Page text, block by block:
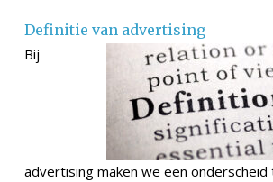
Definitie van advertising
Bij
advertising maken we een